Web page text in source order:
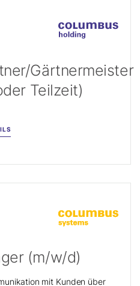
Gärtnermeister
Teilzeit)
(m/w/d)
mit Kunden über